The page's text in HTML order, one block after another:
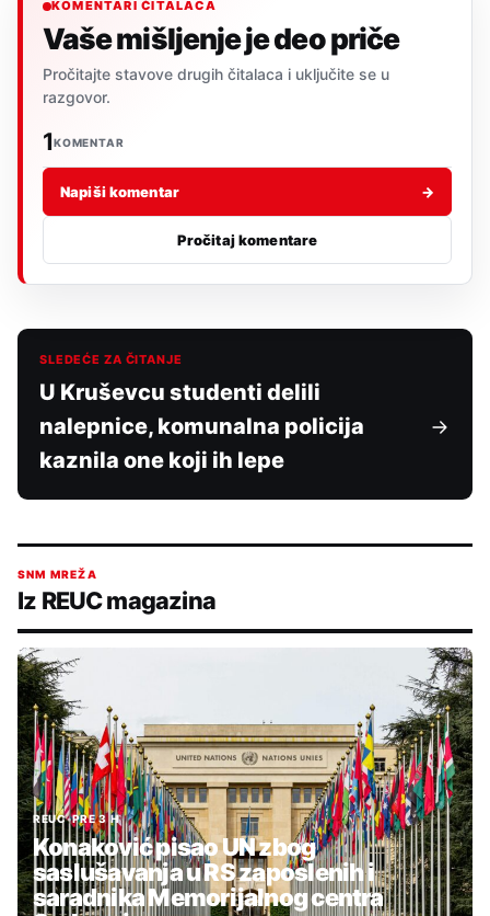
KOMENTARI ČITALACA
Vaše mišljenje je deo priče
Pročitajte stavove drugih čitalaca i uključite se u
razgovor.
1KOMENTAR
Napiši komentar →
Pročitaj komentare
SLEDEĆE ZA ČITANJE
U Kruševcu studenti delili
nalepnice, komunalna policija
kaznila one koji ih lepe
SNM MREŽA
Iz REUC magazina
REUC•PRE 3 H
Konaković pisao UN zbog
saslušavanja u RS zaposlenih i
saradnika Memorijalnog centra